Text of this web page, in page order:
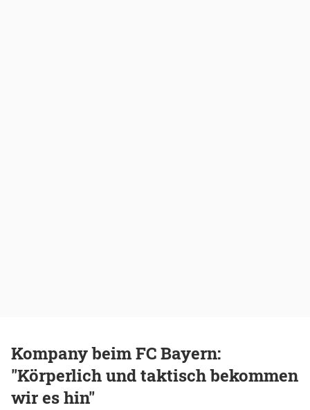
Kompany beim FC Bayern:
"Körperlich und taktisch bekommen
wir es hin"